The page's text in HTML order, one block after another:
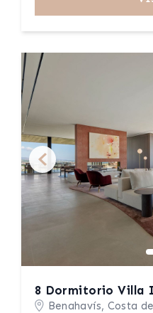
8 Dormitorio Villa
Benahavís, Costa